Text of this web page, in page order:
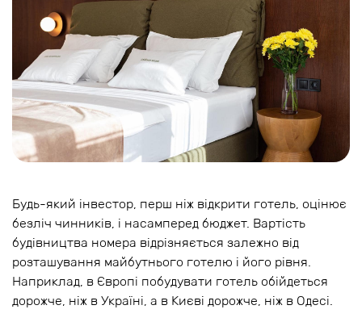
Будь-який інвестор, перш ніж відкрити готель, оцінює
безліч чинників, і насамперед бюджет. Вартість
будівництва номера відрізняється залежно від
розташування майбутнього готелю і його рівня.
Наприклад, в Європі побудувати готель обійдеться
дорожче, ніж в Україні, а в Києві дорожче, ніж в Одесі.